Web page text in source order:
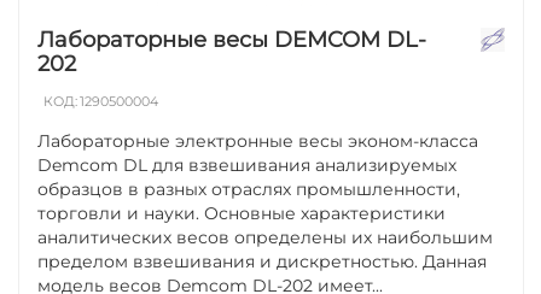
Лабораторные весы DEMCOM DL-
202
КОД:1290500004
Лабораторные электронные весы эконом-класса
Demcom DL для взвешивания анализируемых
образцов в разных отраслях промышленности,
торговли и науки. Основные характеристики
аналитических весов определены их наибольшим
пределом взвешивания и дискретностью. Данная
модель весов Demcom DL-202 имеет...